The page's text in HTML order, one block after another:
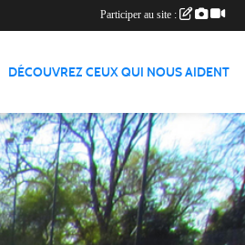
DÉCOUVREZ CEUX QUI NOUS AIDENT
Participer au site :